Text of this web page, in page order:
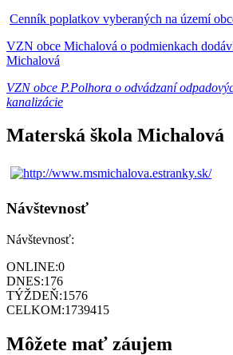
Cenník poplatkov vyberaných na území
VZN obce Michalová o podmienkach
Michalová
VZN obce P.Polhora o odvádzaní
kanalizácie
Materská škola Michalová
Návštevnosť
Návštevnosť:
ONLINE:0
DNES:176
TÝŽDEŇ:1576
CELKOM:1739415
Môžete mať záujem